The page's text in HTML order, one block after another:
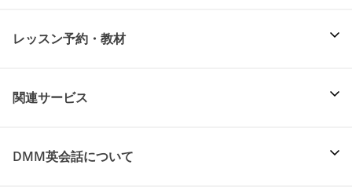
レッスン予約・教材
関連サービス
DMM英会話について